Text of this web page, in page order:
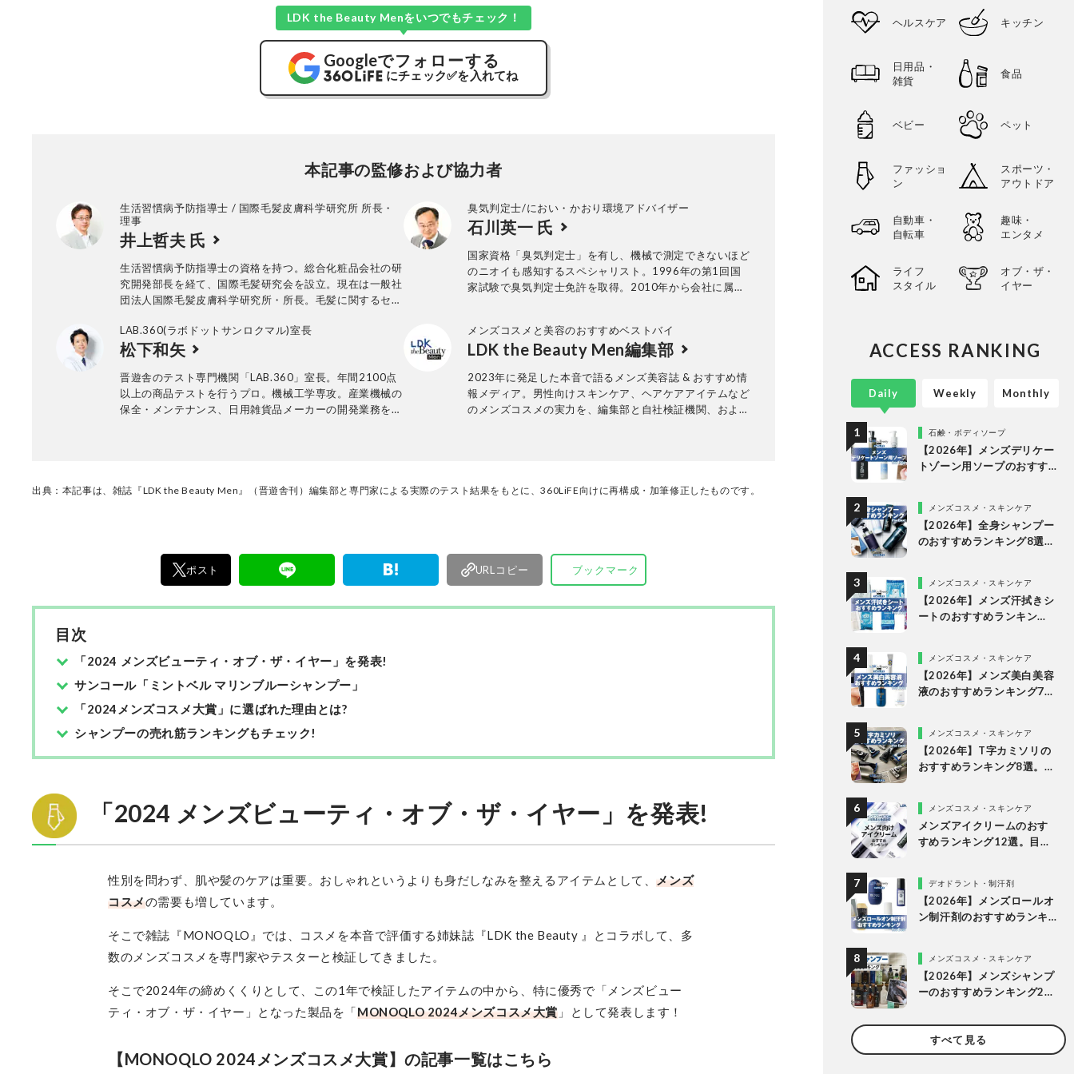
LDK the Beauty Menをいつでもチェック！
Googleでフォローする
にチェック✅を入れてね
本記事の監修および協力者
生活習慣病予防指導士 / 国際毛髪皮膚科学研究所 所長・
理事
井上哲夫 氏
生活習慣病予防指導士の資格を持つ。総合化粧品会社の研
究開発部長を経て、国際毛髪研究会を設立。現在は一般社
団法人国際毛髪皮膚科学研究所・所長。毛髪に関するセミ
臭気判定士/におい・かおり環境アドバイザー
石川英一 氏
国家資格「臭気判定士」を有し、機械で測定できないほど
のニオイも感知するスペシャリスト。1996年の第1回国
家試験で臭気判定士免許を取得。2010年から会社に属さ
LAB.360(ラボドットサンロクマル)室長
松下和矢
晋遊舎のテスト専門機関「LAB.360」室長。年間2100点
以上の商品テストを行うプロ。機械工学専攻。産業機械の
保全・メンテナンス、日用雑貨品メーカーの開発業務を経
一目で結果が分かるビジュアル性を伴う手法を心がけてい
メンズコスメと美容のおすすめベストバイ
LDK the Beauty Men編集部
2023年に発足した本音で語るメンズ美容誌 & おすすめ情
報メディア。男性向けスキンケア、ヘアケアアイテムなど
のメンズコスメの実力を、編集部と自社検証機関、および
出典：本記事は、雑誌『LDK the Beauty Men』（晋遊舎刊）編集部と専門家による実際のテスト結果をもとに、360LiFE向けに再構成・加筆修正したものです。
ポスト URLコピー ブックマーク
目次
「2024 メンズビューティ・オブ・ザ・イヤー」を発表!
サンコール「ミントベル マリンブルーシャンプー」
「2024メンズコスメ大賞」に選ばれた理由とは?
シャンプーの売れ筋ランキングもチェック!
「2024 メンズビューティ・オブ・ザ・イヤー」を発表!
性別を問わず、肌や髪のケアは重要。おしゃれというよりも身だしなみを整えるアイテムとして、メンズ
コスメの需要も増しています。
そこで雑誌『MONOQLO』では、コスメを本音で評価する姉妹誌『LDK the Beauty 』とコラボして、多
数のメンズコスメを専門家やテスターと検証してきました。
そこで2024年の締めくくりとして、この1年で検証したアイテムの中から、特に優秀で「メンズビュー
ティ・オブ・ザ・イヤー」となった製品を「MONOQLO ​2024メンズコスメ大賞 」として発表します！
【MONOQLO 2024メンズコスメ大賞】の記事一覧はこちら
ヘルスケア キッチン
日用品・
雑貨
食品
ベビー ペット
ファッショ
ン
スポーツ・
アウトドア
自動車・
自転車
趣味・
エンタメ
ライフ
スタイル
オブ・ザ・
イヤー
ACCESS RANKING
Daily
石鹸・ボディソープ
【2026年】メンズデリケー
トゾーン用ソープのおすす
比較メンズコスメ・スキンケア
【2026年】全身シャンプー
のおすすめランキング8選。
メンズコスメ・スキンケア
【2026年】メンズ汗拭きシ
ートのおすすめランキン
メンズコスメ・スキンケア
【2026年】メンズ美白美容
液のおすすめランキング7
メンズコスメ・スキンケア
【2026年】T字カミソリの
おすすめランキング8選。メ
メンズコスメ・スキンケア
メンズアイクリームのおす
すめランキング12選。目元
デオドラント・制汗剤
【2026年】メンズロールオ
ン制汗剤のおすすめランキ
メンズコスメ・スキンケア
【2026年】メンズシャンプ
ーのおすすめランキング21
テスト【いい匂い・洗浄
力・スカルプなど注目アイ
テムを検証】
すべて見る
Weekly Monthly